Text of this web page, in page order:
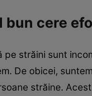
bun cere
pe străini sunt
De obicei,
străine.